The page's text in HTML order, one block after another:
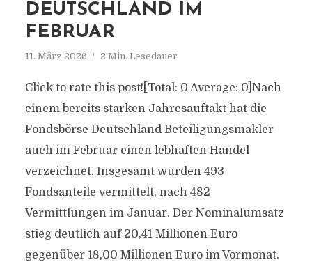
DEUTSCHLAND IM
FEBRUAR
11. März 2026 2 Min. Lesedauer
Click to rate this post![Total: 0 Average: 0]Nach
einem bereits starken Jahresauftakt hat die
Fondsbörse Deutschland Beteiligungsmakler
auch im Februar einen lebhaften Handel
verzeichnet. Insgesamt wurden 493
Fondsanteile vermittelt, nach 482
Vermittlungen im Januar. Der Nominalumsatz
stieg deutlich auf 20,41 Millionen Euro
gegenüber 18,00 Millionen Euro im Vormonat.